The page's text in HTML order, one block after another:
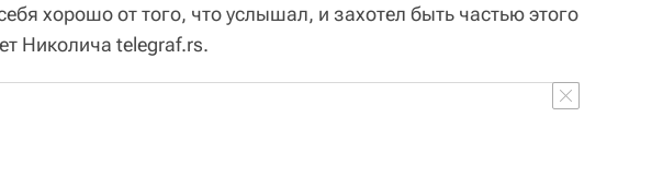
хорошо от того, что услышал, и захотел быть частью этого
Николича telegraf.rs.